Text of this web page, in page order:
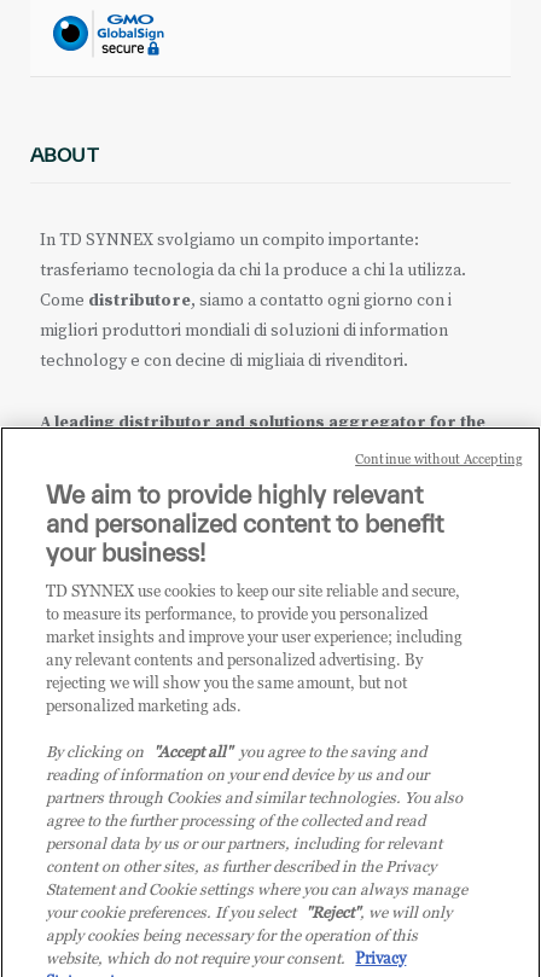
ABOUT
In TD SYNNEX svolgiamo un compito importante:
trasferiamo tecnologia da chi la produce a chi la utilizza.
Come distributore, siamo a contatto ogni giorno con i
migliori produttori mondiali di soluzioni di information
technology e con decine di migliaia di rivenditori.
A leading distributor and solutions aggregator for the
it.tdsynnex.com|eu.tdsynnex.com|tdsynnex.com
CATEGORIE
Categorie
© 2026 TD SYNNEX Italy S.r.l. - Sede legale: via Luigi Russolo 9, 20138
Milano (MI) - Numero di iscrizione al Registro delle Imprese di Milano e
Codice Fiscale: 07092780159 - P.IVA: 07092780159 - Eur 12.569.000,00 i.v -
TD SYNNEX e TD SYNNEX logo sono marchi registrati di TD SYNNEX
We aim to provide highly relevant
and personalized content to benefit
your business!
TD SYNNEX use cookies to keep our site reliable and secure,
to measure its performance, to provide you personalized
market insights and improve your user experience; including
any relevant contents and personalized advertising. By
rejecting we will show you the same amount, but not
personalized marketing ads.
By clicking on "Accept all"you agree to the saving and
reading of information on your end device by us and our
partners through Cookies and similar technologies. You also
agree to the further processing of the collected and read
personal data by us or our partners, including for relevant
content on other sites, as further described in the Privacy
Statement and Cookie settings where you can always manage
your cookie preferences. If you select "Reject", we will only
apply cookies being necessary for the operation of this
website, which do not require your consent. Privacy
Continue without Accepting